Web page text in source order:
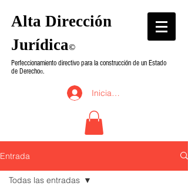
Alta Dirección
Jurídica©
Perfeccionamiento directivo para la construcción de un Estado
de Derecho©.
Iniciar sesión
Entrada
Todas las entradas